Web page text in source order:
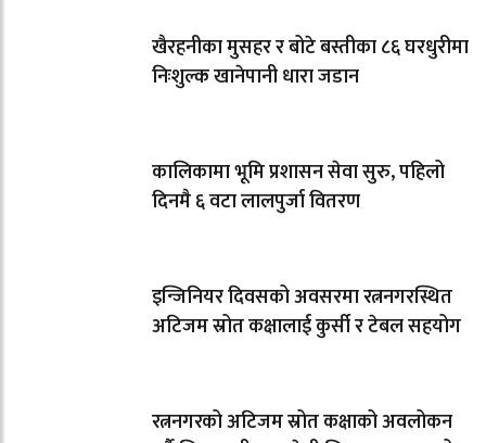
खैरहनीका मुसहर र बोटे बस्तीका ८६ घरधुरीमा
निःशुल्क खानेपानी धारा जडान
कालिकामा भूमि प्रशासन सेवा सुरु, पहिलो
दिनमै ६ वटा लालपुर्जा वितरण
इन्जिनियर दिवसको अवसरमा रत्ननगरस्थित
अटिजम स्रोत कक्षालाई कुर्सी र टेबल सहयोग
रत्ननगरको अटिजम स्रोत कक्षाको अवलोकन